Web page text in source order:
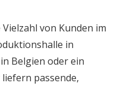
von Kunden im
in
Belgien oder ein
passende,